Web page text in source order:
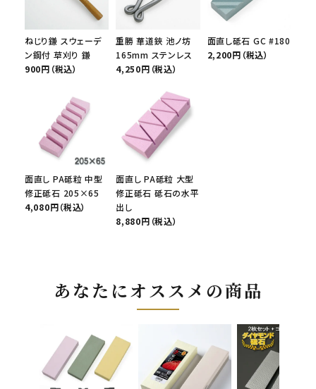
ねじり鎌 スウェーデ
ン鋼付 草刈り 鎌
900円（税込）
重勝 華道鋏 池ノ坊
165mm ステンレス
4,250円（税込）
面直し砥石 GC #180
2,200円（税込）
面直し PA砥粒 中型
修正砥石 205×65
4,080円（税込）
面直し PA砥粒 大型
修正砥石 砥石の水平
出し
8,880円（税込）
あなたにオススメの商品